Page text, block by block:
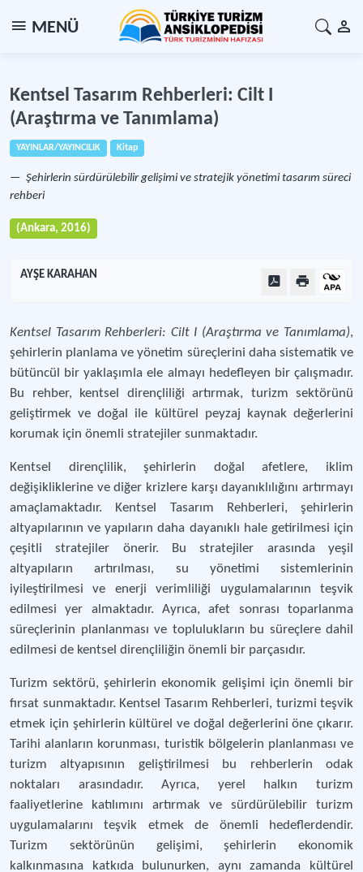
MENÜ
Kentsel Tasarım Rehberleri: Cilt I
(Araştırma ve Tanımlama)
YAYINLAR/YAYINCILIK Kitap
Şehirlerin sürdürülebilir gelişimi ve stratejik yönetimi tasarım süreci
rehberi
(Ankara, 2016)
AYŞE KARAHAN
Kentsel Tasarım Rehberleri: Cilt I (Araştırma ve Tanımlama),
şehirlerin planlama ve yönetim süreçlerini daha sistematik ve
bütüncül bir yaklaşımla ele almayı hedefleyen bir çalışmadır.
Bu rehber, kentsel dirençliliği artırmak, turizm sektörünü
geliştirmek ve doğal ile kültürel peyzaj kaynak değerlerini
korumak için önemli stratejiler sunmaktadır.
Kentsel dirençlilik, şehirlerin doğal afetlere, iklim
değişikliklerine ve diğer krizlere karşı dayanıklılığını artırmayı
amaçlamaktadır. Kentsel Tasarım Rehberleri, şehirlerin
altyapılarının ve yapıların daha dayanıklı hale getirilmesi için
çeşitli stratejiler önerir. Bu stratejiler arasında yeşil
altyapıların artırılması, su yönetimi sistemlerinin
iyileştirilmesi ve enerji verimliliği uygulamalarının teşvik
edilmesi yer almaktadır. Ayrıca, afet sonrası toparlanma
süreçlerinin planlanması ve toplulukların bu süreçlere dahil
edilmesi de kentsel dirençliliğin önemli bir parçasıdır.
Turizm sektörü, şehirlerin ekonomik gelişimi için önemli bir
fırsat sunmaktadır. Kentsel Tasarım Rehberleri, turizmi teşvik
etmek için şehirlerin kültürel ve doğal değerlerini öne çıkarır.
Tarihi alanların korunması, turistik bölgelerin planlanması ve
turizm altyapısının geliştirilmesi bu rehberlerin odak
noktaları arasındadır. Ayrıca, yerel halkın turizm
faaliyetlerine katılımını artırmak ve sürdürülebilir turizm
uygulamalarını teşvik etmek de önemli hedeflerdendir.
Turizm sektörünün gelişimi, şehirlerin ekonomik
kalkınmasına katkıda bulunurken, aynı zamanda kültürel